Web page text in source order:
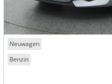
Neuwagen
Benzin